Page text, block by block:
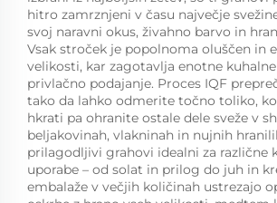
hitro zamrznjeni v času največje
svoj naravni okus, živahno barvo in
Vsak stroček je popolnoma oluščen in
velikosti, kar zagotavlja enotne
privlačno podajanje. Proces IQF
tako da lahko odmerite točno toliko,
hkrati pa ohranite ostale dele sveže v
beljakovinah, vlakninah in nujnih
prilagodljivi grahovi idealni za različne
uporabe – od solat in prilog do juh in
embalaže v večjih količinah ustrezajo